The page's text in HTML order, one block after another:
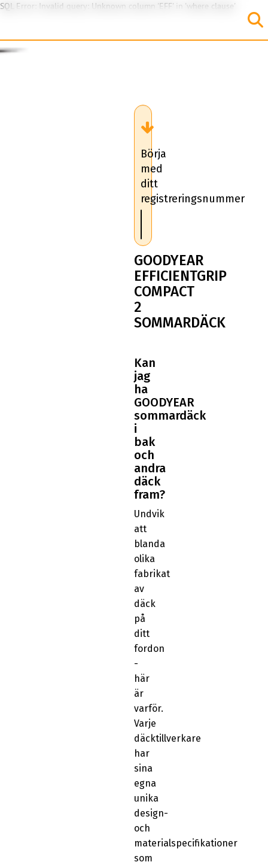
SQL Error: Invalid query: Unknown column 'EFF' in 'where clause'
Börja
med
ditt
registreringsnummer
GOODYEAR
EFFICIENTGRIP
COMPACT
2
SOMMARDÄCK
Kan
jag
ha
GOODYEAR
sommardäck
i
bak
och
andra
däck
fram?
Undvik
att
blanda
olika
fabrikat
av
däck
på
ditt
fordon
-
här
är
varför.
Varje
däcktillverkare
har
sina
egna
unika
design-
och
materialspecifikationer
som